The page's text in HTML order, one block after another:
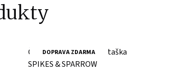
DOPRAVA ZDARMA
Černá cestovní kožená taška
SPIKES & SPARROW